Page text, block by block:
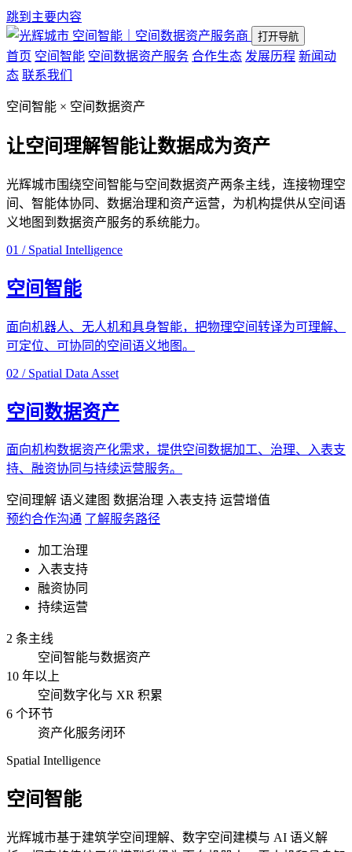
跳到主要内容
空间智能｜空间数据资产服务商
打开导航
首页 空间智能 空间数据资产服务 合作生态 发展历程 新闻动
态 联系我们
空间智能 × 空间数据资产
让空间理解智能让数据成为资产
光辉城市围绕空间智能与空间数据资产两条主线，连接物理空
间、智能体协同、数据治理和资产运营，为机构提供从空间语
义地图到数据资产服务的系统能力。
01 / Spatial Intelligence
空间智能
面向机器人、无人机和具身智能，把物理空间转译为可理解、
可定位、可协同的空间语义地图。
02 / Spatial Data Asset
空间数据资产
面向机构数据资产化需求，提供空间数据加工、治理、入表支
持、融资协同与持续运营服务。
空间理解 语义建图 数据治理 入表支持 运营增值
预约合作沟通 了解服务路径
加工治理
入表支持
融资协同
持续运营
2 条主线
空间智能与数据资产
10 年以上
空间数字化与 XR 积累
6 个环节
资产化服务闭环
Spatial Intelligence
空间智能
光辉城市基于建筑学空间理解、数字空间建模与 AI 语义解